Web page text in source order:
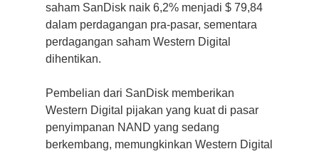
saham SanDisk naik 6,2% menjadi $ 79,84
dalam perdagangan pra-pasar, sementara
perdagangan saham Western Digital
dihentikan.
Pembelian dari SanDisk memberikan
Western Digital pijakan yang kuat di pasar
penyimpanan NAND yang sedang
berkembang, memungkinkan Western Digital